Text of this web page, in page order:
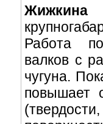
Работа
валков с
чугуна.
повышает